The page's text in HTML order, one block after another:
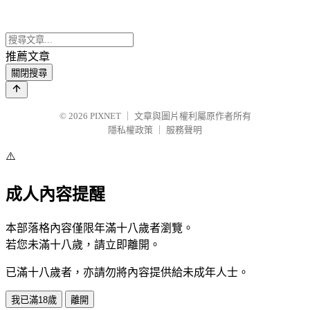
推薦文章
關閉搜尋
© 2026 PIXNET
文章與圖片權利屬原作者所有
隱私權政策
服務聲明
⚠️
成人內容提醒
本部落格內容僅限年滿十八歲者瀏覽。
若您未滿十八歲，請立即離開。
已滿十八歲者，亦請勿將內容提供給未成年人士。
我已滿18歲 離開